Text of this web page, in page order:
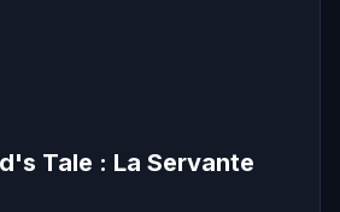
Tale : La Servante